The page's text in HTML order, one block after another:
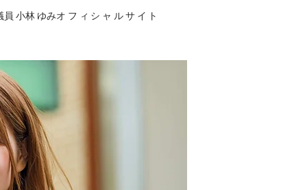
員 小林 ゆみオフィシャルサイト